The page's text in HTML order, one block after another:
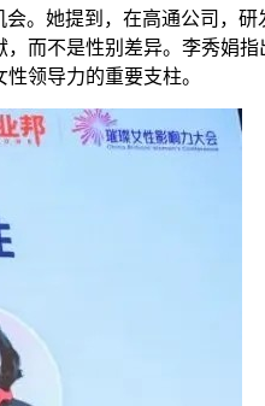
。她提到，在高通公司，
而不是性别差异。李秀娟
领导力的重要支柱。